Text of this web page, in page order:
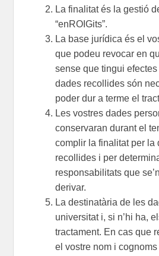
La finalitat és la gestió
“enROIGits”.
La base jurídica és el
que podeu revocar en
sense que tingui
dades recollides són
poder dur a terme el
Les vostres dades
conservaran durant el
complir la finalitat per la
recollides i per
responsabilitats que
derivar.
La destinatària de les
universitat i, si n’hi ha,
tractament. En cas que
el vostre nom i cognoms